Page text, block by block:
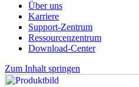
Über uns
Karriere
Support-Zentrum
Ressourcenzentrum
Download-Center
Zum Inhalt springen